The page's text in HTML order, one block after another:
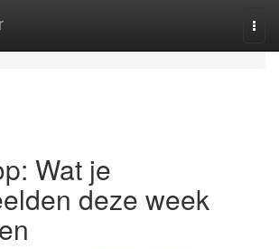
Wat je
deze week